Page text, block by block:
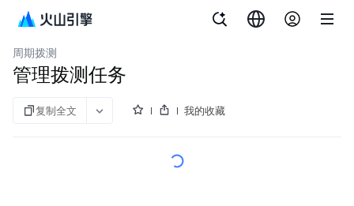
云拨测
周期拨测
管理拨测任务
复制全文 我的收藏